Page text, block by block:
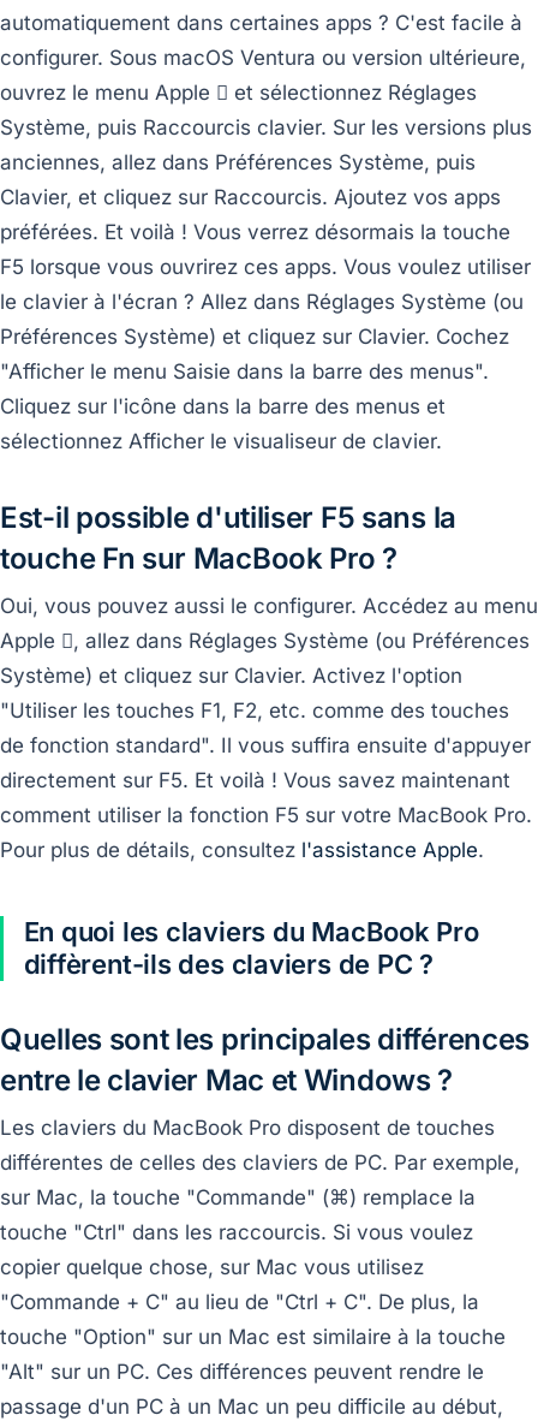
automatiquement dans certaines apps ? C'est facile à
configurer. Sous macOS Ventura ou version ultérieure,
ouvrez le menu Apple  et sélectionnez Réglages
Système, puis Raccourcis clavier. Sur les versions plus
anciennes, allez dans Préférences Système, puis
Clavier, et cliquez sur Raccourcis. Ajoutez vos apps
préférées. Et voilà ! Vous verrez désormais la touche
F5 lorsque vous ouvrirez ces apps. Vous voulez utiliser
le clavier à l'écran ? Allez dans Réglages Système (ou
Préférences Système) et cliquez sur Clavier. Cochez
"Afficher le menu Saisie dans la barre des menus".
Cliquez sur l'icône dans la barre des menus et
sélectionnez Afficher le visualiseur de clavier.
Est-il possible d'utiliser F5 sans la
touche Fn sur MacBook Pro ?
Oui, vous pouvez aussi le configurer. Accédez au menu
Apple , allez dans Réglages Système (ou Préférences
Système) et cliquez sur Clavier. Activez l'option
"Utiliser les touches F1, F2, etc. comme des touches
de fonction standard". Il vous suffira ensuite d'appuyer
directement sur F5. Et voilà ! Vous savez maintenant
comment utiliser la fonction F5 sur votre MacBook Pro.
Pour plus de détails, consultez l'assistance Apple.
En quoi les claviers du MacBook Pro
diffèrent-ils des claviers de PC ?
Quelles sont les principales différences
entre le clavier Mac et Windows ?
Les claviers du MacBook Pro disposent de touches
différentes de celles des claviers de PC. Par exemple,
sur Mac, la touche "Commande" (⌘) remplace la
touche "Ctrl" dans les raccourcis. Si vous voulez
copier quelque chose, sur Mac vous utilisez
"Commande + C" au lieu de "Ctrl + C". De plus, la
touche "Option" sur un Mac est similaire à la touche
"Alt" sur un PC. Ces différences peuvent rendre le
passage d'un PC à un Mac un peu difficile au début,